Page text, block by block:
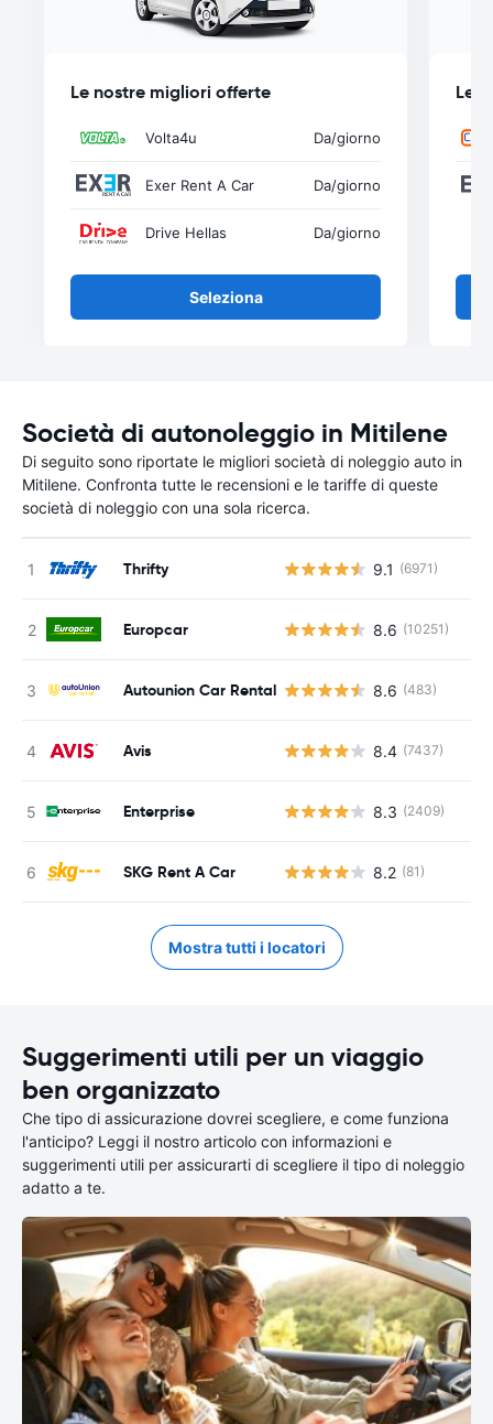
Le nostre migliori offerte
Volta4u Da/giorno
Exer Rent A Car Da/giorno
Drive Hellas Da/giorno
Seleziona
Le
Società di autonoleggio in Mitilene
Di seguito sono riportate le migliori società di noleggio auto in
Mitilene. Confronta tutte le recensioni e le tariffe di queste
società di noleggio con una sola ricerca.
Thrifty 9.1 (6971)
Europcar 8.6 (10251)
Autounion Car Rental 8.6 (483)
Avis 8.4 (7437)
Enterprise 8.3 (2409)
SKG Rent A Car 8.2 (81)
Mostra tutti i locatori
Suggerimenti utili per un viaggio
ben organizzato
Che tipo di assicurazione dovrei scegliere, e come funziona
l'anticipo? Leggi il nostro articolo con informazioni e
suggerimenti utili per assicurarti di scegliere il tipo di noleggio
adatto a te.